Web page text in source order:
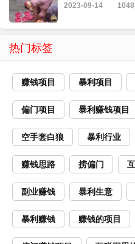
2023-09-14
热门标签
赚钱项目 暴利项目
偏门项目 暴利赚钱项目
空手套白狼 暴利行业
赚钱思路 捞偏门
副业赚钱 暴利生意
暴利赚钱 赚钱的项目